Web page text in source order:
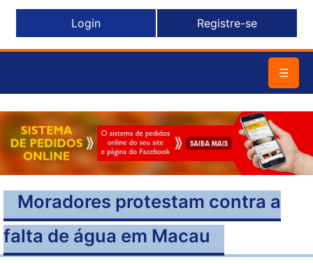
Login Registre-se
☰
Moradores protestam contra a
falta de água em Macau